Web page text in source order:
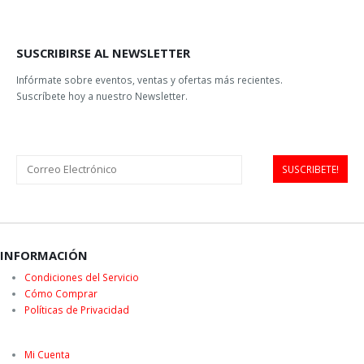
SUSCRIBIRSE AL NEWSLETTER
Infórmate sobre eventos, ventas y ofertas más recientes.
Suscríbete hoy a nuestro Newsletter.
INFORMACIÓN
Condiciones del Servicio
Cómo Comprar
Políticas de Privacidad
Mi Cuenta